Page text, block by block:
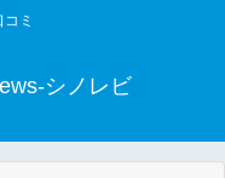
ミ
シノレビ